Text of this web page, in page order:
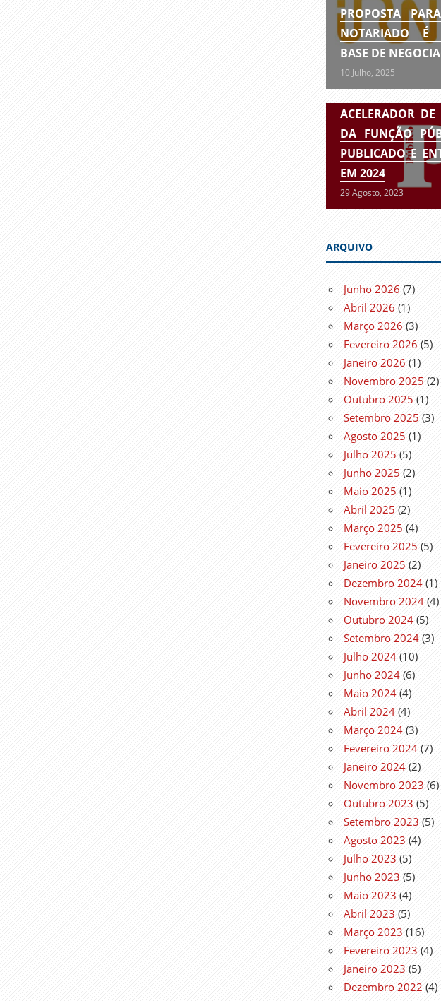
PROPOSTA
NOTARIADO É
BASE DE
10 Julho, 2025
ACELERADOR DE
DA FUNÇÃO
PUBLICADO E
EM 2024
29 Agosto, 2023
ARQUIVO
Junho 2026 (7)
Abril 2026 (1)
Março 2026 (3)
Fevereiro 2026 (5)
Janeiro 2026 (1)
Novembro 2025 (2)
Outubro 2025 (1)
Setembro 2025 (3)
Agosto 2025 (1)
Julho 2025 (5)
Junho 2025 (2)
Maio 2025 (1)
Abril 2025 (2)
Março 2025 (4)
Fevereiro 2025 (5)
Janeiro 2025 (2)
Dezembro 2024 (1)
Novembro 2024 (4)
Outubro 2024 (5)
Setembro 2024 (3)
Julho 2024 (10)
Junho 2024 (6)
Maio 2024 (4)
Abril 2024 (4)
Março 2024 (3)
Fevereiro 2024 (7)
Janeiro 2024 (2)
Novembro 2023 (6)
Outubro 2023 (5)
Setembro 2023 (5)
Agosto 2023 (4)
Julho 2023 (5)
Junho 2023 (5)
Maio 2023 (4)
Abril 2023 (5)
Março 2023 (16)
Fevereiro 2023 (4)
Janeiro 2023 (5)
Dezembro 2022 (4)